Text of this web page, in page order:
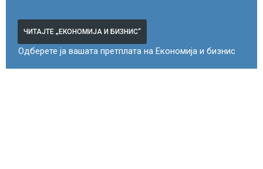
ЧИТАЈТЕ „ЕКОНОМИЈА И БИЗНИС“
Одберете ја вашата претплата на Економија и бизнис